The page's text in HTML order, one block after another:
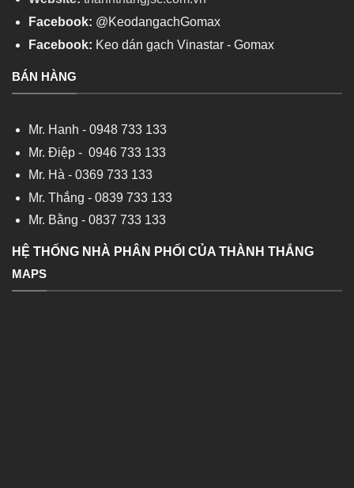
Facebook: @KeodangachGomax
Facebook: Keo dán gạch Vinastar - Gomax
BÁN HÀNG
Mr. Hanh - 0948 733 133
Mr. Điệp - 0946 733 133
Mr. Hà - 0369 733 133
Mr. Thắng - 0839 733 133
Mr. Bằng - 0837 733 133
HỆ THỐNG NHÀ PHÂN PHỐI CỦA THÀNH THẮNG
MAPS